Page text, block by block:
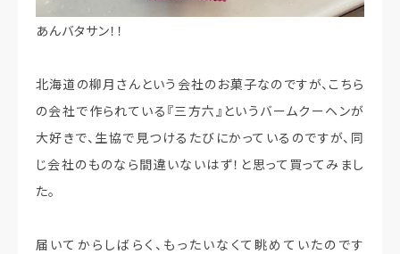
あんバタサン！！
北海道の柳月さんという会社のお菓子なのですが、こちら
の会社で作られている『三方六』というバームクーヘンが
大好きで、生協で見つけるたびにかっているのですが、同
じ会社のものなら間違いないはず！と思って買ってみまし
た。
届いてからしばらく、もったいなくて眺めていたのです